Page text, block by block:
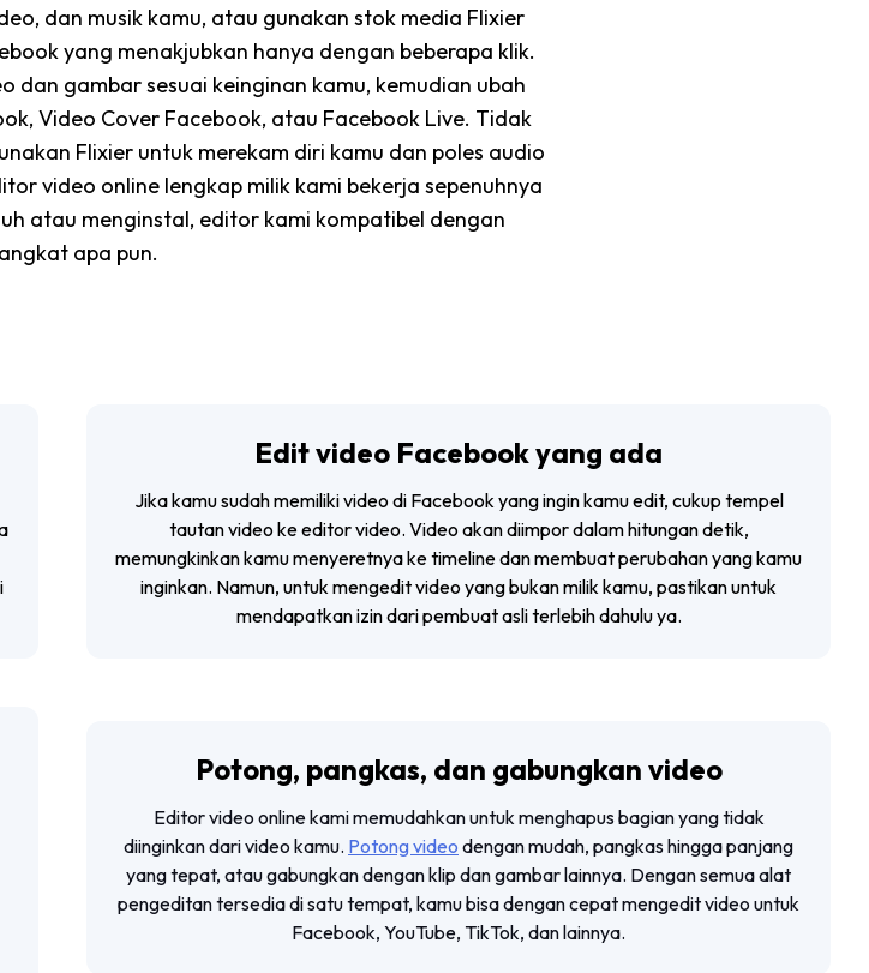
dan musik kamu, atau gunakan stok media Flixier
yang menakjubkan hanya dengan beberapa klik.
dan gambar sesuai keinginan kamu, kemudian ubah
Video Cover Facebook, atau Facebook Live. Tidak
Flixier untuk merekam diri kamu dan poles audio
video onlinelengkap milik kami bekerja sepenuhnya
atau menginstal, editor kami kompatibel dengan
apa pun.
Edit video Facebook yang ada
Jika kamu sudah memiliki video di Facebook yang ingin kamu edit, cukup tempel
tautan video ke editor video. Video akan diimpor dalam hitungan detik,
memungkinkan kamu menyeretnya ketimelinedan membuat perubahan yang kamu
inginkan. Namun, untuk mengedit video yang bukan milik kamu, pastikan untuk
mendapatkan izin dari pembuat asli terlebih dahulu ya.
Potong, pangkas, dan gabungkan video
Editor video onlinekami memudahkan untuk menghapus bagian yang tidak
diinginkan dari video kamu. Potong video dengan mudah, pangkas hingga panjang
yang tepat, atau gabungkan dengan klip dan gambar lainnya. Dengan semua alat
pengeditan tersedia di satu tempat, kamu bisa dengan cepat mengedit video untuk
Facebook, YouTube, TikTok, dan lainnya.